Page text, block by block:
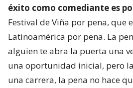
éxito como comediante es
Festival de Viña por pena, que
Latinoamérica por pena. La
alguien te abra la puerta una
una oportunidad inicial, pero
una carrera, la pena no hace